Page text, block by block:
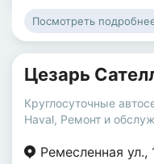
Посмотреть
Цезарь
Круглосуточные
Haval, Ремонт и
Ремесленная ул.,